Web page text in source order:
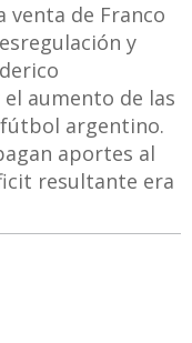
venta de Franco
y
aumento de las
argentino.
aportes al
resultante era